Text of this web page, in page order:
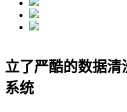
立了严酷的数据
系统